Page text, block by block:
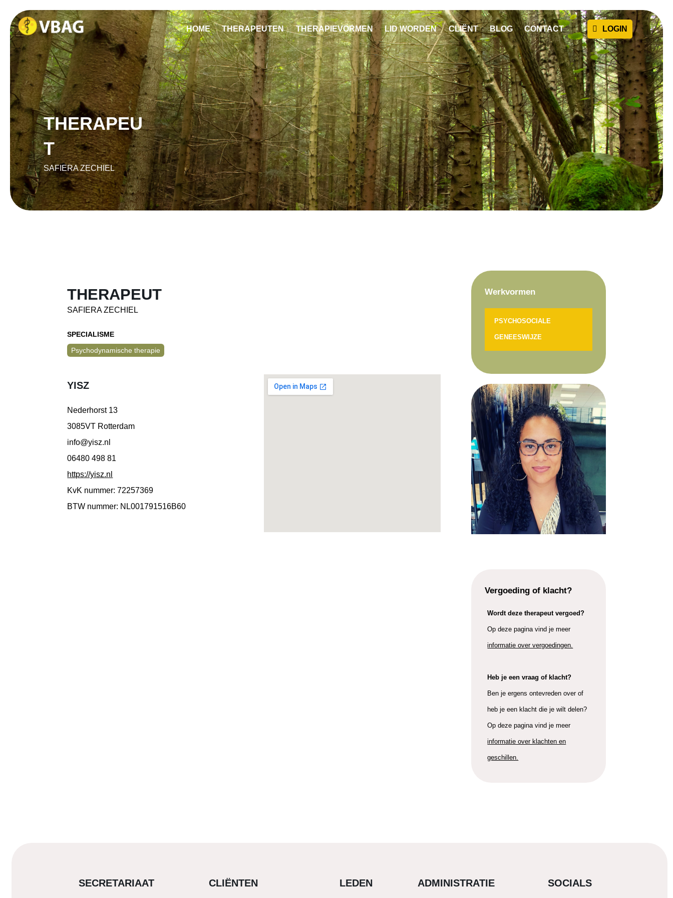
HOME THERAPEUTEN THERAPIEVORMEN LID WORDEN CLIËNT BLOG CONTACT
THERAPEU
T
SAFIERA ZECHIEL
THERAPEUT
SAFIERA ZECHIEL
SPECIALISME
Psychodynamische therapie
YISZ
Nederhorst 13
3085VT Rotterdam
info@yisz.nl
06480 498 81
https://yisz.nl
KvK nummer: 72257369
BTW nummer: NL001791516B60
Werkvormen
PSYCHOSOCIALE
GENEESWIJZE
Vergoeding of klacht?
Wordt deze therapeut vergoed?
Op deze pagina vind je meer
informatie over vergoedingen.
Heb je een vraag of klacht?
Ben je ergens ontevreden over of
heb je een klacht die je wilt delen?
Op deze pagina vind je meer
informatie over klachten en
geschillen.
SECRETARIAAT CLIËNTEN LEDEN ADMINISTRATIE SOCIALS